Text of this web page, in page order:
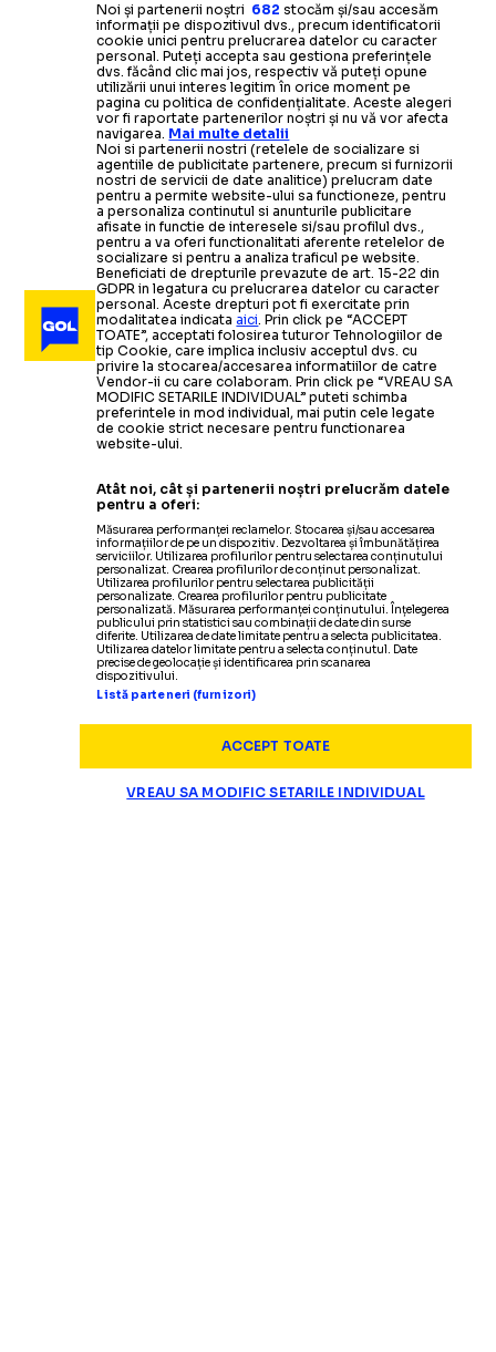
Noi și partenerii noștri 682 stocăm și/sau accesăm
informații pe dispozitivul dvs., precum identificatorii
cookie unici pentru prelucrarea datelor cu caracter
personal. Puteți accepta sau gestiona preferințele
dvs. făcând clic mai jos, respectiv vă puteți opune
utilizării unui interes legitim în orice moment pe
pagina cu politica de confidențialitate. Aceste alegeri
vor fi raportate partenerilor noștri și nu vă vor afecta
navigarea. Mai multe detalii
Noi si partenerii nostri (retelele de socializare si
agentiile de publicitate partenere, precum si furnizorii
nostri de servicii de date analitice) prelucram date
pentru a permite website-ului sa functioneze, pentru
a personaliza continutul si anunturile publicitare
afisate in functie de interesele si/sau profilul dvs.,
pentru a va oferi functionalitati aferente retelelor de
socializare si pentru a analiza traficul pe website.
Beneficiati de drepturile prevazute de art. 15-22 din
GDPR in legatura cu prelucrarea datelor cu caracter
personal. Aceste drepturi pot fi exercitate prin
modalitatea indicataaici. Prin click pe “ACCEPT
TOATE”, acceptati folosirea tuturor Tehnologiilor de
tip Cookie, care implica inclusiv acceptul dvs. cu
privire la stocarea/accesarea informatiilor de catre
Vendor-ii cu care colaboram. Prin click pe “VREAU SA
MODIFIC SETARILE INDIVIDUAL” puteti schimba
preferintele in mod individual, mai putin cele legate
de cookie strict necesare pentru functionarea
website-ului.
Atât noi, cât și partenerii noștri prelucrăm datele
pentru a oferi:
Măsurarea performanței reclamelor. Stocarea și/sau accesarea
informațiilor de pe un dispozitiv. Dezvoltarea și îmbunătățirea
serviciilor. Utilizarea profilurilor pentru selectarea conținutului
personalizat. Crearea profilurilor de conținut personalizat.
Utilizarea profilurilor pentru selectarea publicității
personalizate. Crearea profilurilor pentru publicitate
personalizată. Măsurarea performanței conținutului. Înțelegerea
publicului prin statistici sau combinații de date din surse
diferite. Utilizarea de date limitate pentru a selecta publicitatea.
Utilizarea datelor limitate pentru a selecta conținutul. Date
precise de geolocație și identificarea prin scanarea
dispozitivului.
Listă parteneri (furnizori)
ACCEPT TOATE
VREAU SA MODIFIC SETARILE INDIVIDUAL